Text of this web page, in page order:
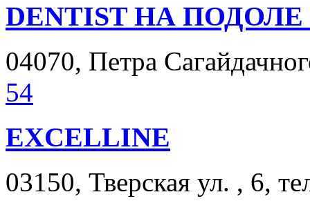
DENTIST НА
04070, Петра
54
EXCELLINE
03150, Тверская ул. , 6,